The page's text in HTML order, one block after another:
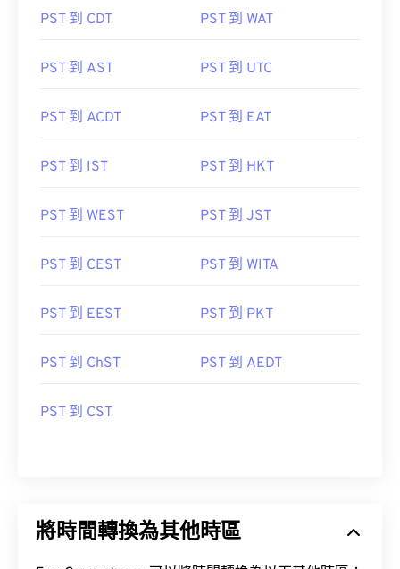
PST 到 CDT PST 到 WAT
PST 到 AST PST 到 UTC
PST 到 ACDT PST 到 EAT
PST 到 IST PST 到 HKT
PST 到 WEST PST 到 JST
PST 到 CEST PST 到 WITA
PST 到 EEST PST 到 PKT
PST 到 ChST PST 到 AEDT
PST 到 CST
將時間轉換為其他時區